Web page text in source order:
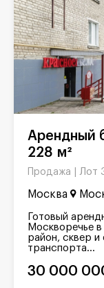
Арендный бизнес Мясной магазин,
228 м²
Продажа | Лот
Москва
Готовый
Москворечье
район, сквер и
транспорта...
30 000